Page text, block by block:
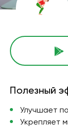
Полезный
Улучшает
Укрепляет